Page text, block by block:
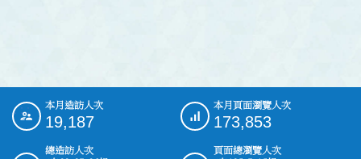
::: 本月造訪人次
19,187
本月頁面瀏覽人次
173,853
總造訪人次
頁面總瀏覽人次